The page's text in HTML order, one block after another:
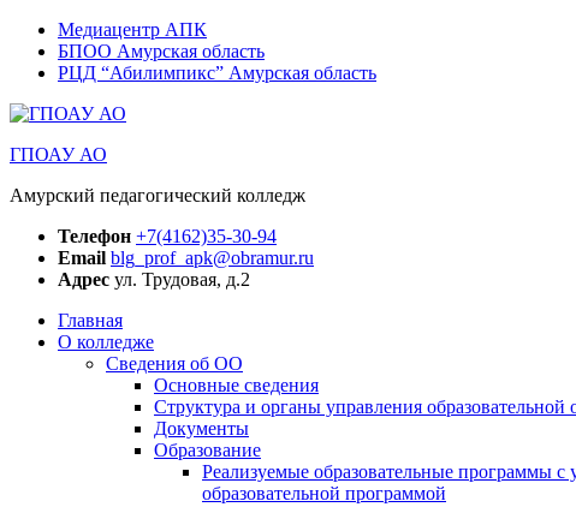
Медиацентр АПК
БПОО Амурская область
РЦД “Абилимпикс” Амурская область
ГПОАУ АО
Амурский педагогический колледж
Телефон +7(4162)35-30-94
Email blg_prof_apk@obramur.ru
Адрес ул. Трудовая, д.2
Главная
О колледже
Сведения об ОО
Основные сведения
Структура и органы управления образовательной
Документы
Образование
Реализуемые образовательные программы
образовательной программой